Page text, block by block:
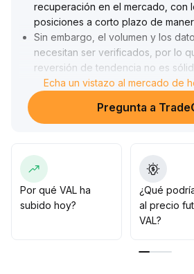
recuperación en el mercado, con
posiciones a corto plazo de
Sin embargo, el volumen y los
necesitan ser verificados, por lo
reversión de tendencia no es
Se recomienda a los inversores
soporte del rango actual (valor de
XX) y a la resistencia (valor de
A corto plazo, se puede participar
rebote, pero no es recomendable
anticipadamente por una
plazo; es mejor esperar con
volumen aumente y las señales de
Echa un vistazo al mercado de
Pregunta a
Por qué VAL ha
subido hoy?
¿Qué
al precio
VAL?